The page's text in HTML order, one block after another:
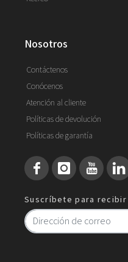
nosotros
Contáctenos
Conócenos
Atención al cliente
Políticas de devolución
Políticas de garantía
Suscríbete para